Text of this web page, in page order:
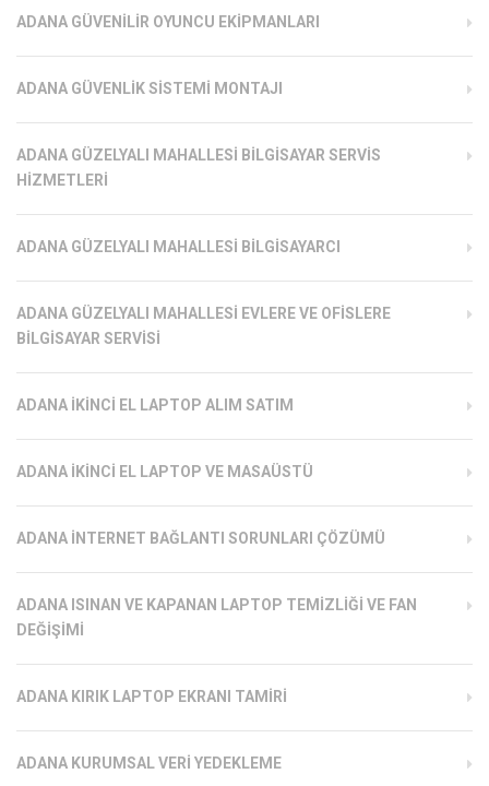
ADANA GÜVENILIR OYUNCU EKIPMANLARI
ADANA GÜVENLIK SISTEMI MONTAJI
ADANA GÜZELYALI MAHALLESI BILGISAYAR SERVIS
HIZMETLERI
ADANA GÜZELYALI MAHALLESI BILGISAYARCI
ADANA GÜZELYALI MAHALLESI EVLERE VE OFISLERE
BILGISAYAR SERVISI
ADANA İKINCI EL LAPTOP ALIM SATIM
ADANA İKINCI EL LAPTOP VE MASAÜSTÜ
ADANA İNTERNET BAĞLANTI SORUNLARI ÇÖZÜMÜ
ADANA ISINAN VE KAPANAN LAPTOP TEMIZLIĞI VE FAN
DEĞIŞIMI
ADANA KIRIK LAPTOP EKRANI TAMIRI
ADANA KURUMSAL VERI YEDEKLEME